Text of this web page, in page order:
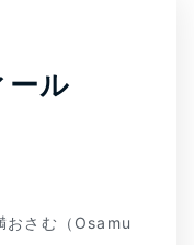
ール
おさむ（Osamu